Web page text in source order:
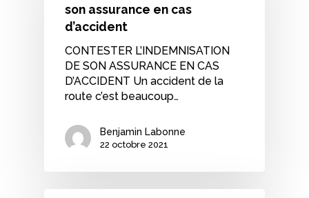
son assurance en cas
d’accident
CONTESTER L’INDEMNISATION
DE SON ASSURANCE EN CAS
D’ACCIDENT Un accident de la
route c’est beaucoup…
Benjamin Labonne
22 octobre 2021